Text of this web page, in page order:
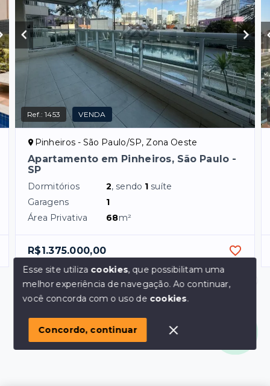
Ref.:1453 VENDA
Pinheiros - São Paulo/SP, Zona Oeste
Apartamento em Pinheiros, São Paulo -
SP
Dormitórios 2, sendo 1 suíte
Garagens
1
Área Privativa
68m²
R$1.375.000,00
Olá! em posso ajudar?
Esse site utiliza cookies, que possibilitam uma
melhor experiência de navegação.Ao continuar,
você concorda com o uso de cookies.
Concordo, continuar